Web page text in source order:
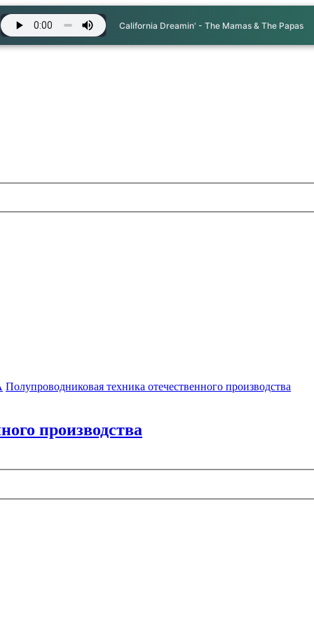
California Dreamin' - The Mamas & The Papas
Полупроводниковая техника отечественного производства
производства